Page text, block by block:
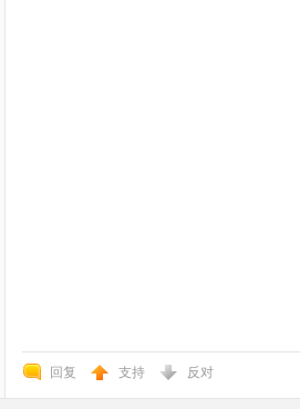
回复 支持 反对